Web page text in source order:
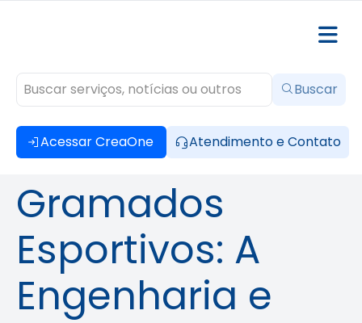
Acessar CreaOne Atendimento e Contato
Buscar
Gramados
Esportivos: A
Engenharia e